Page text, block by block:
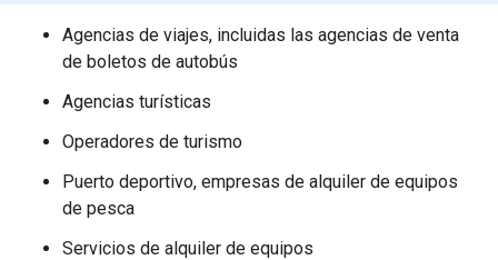
Agencias de viajes, incluidas las agencias de venta
de boletos de autobús
Agencias turísticas
Operadores de turismo
Puerto deportivo, empresas de alquiler de equipos
de pesca
Servicios de alquiler de equipos